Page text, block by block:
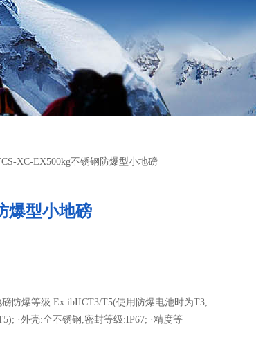
XC-EX500kg不锈钢防爆型小地磅
爆型小地磅
防爆等级:Ex ibIICT3/T5(使用防爆电池时为T3,
·外壳:全不锈钢,密封等级:IP67; ·精度等